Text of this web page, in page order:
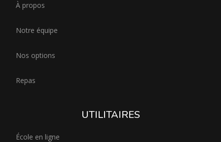
À propos
Notre équipe
Nos options
Repas
UTILITAIRES
École en ligne